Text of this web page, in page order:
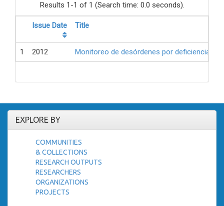
Results 1-1 of 1 (Search time: 0.0 seconds).
Issue Date Title
1 2012 Monitoreo de desórdenes por deficiencia
EXPLORE BY
COMMUNITIES
& COLLECTIONS
RESEARCH OUTPUTS
RESEARCHERS
ORGANIZATIONS
PROJECTS